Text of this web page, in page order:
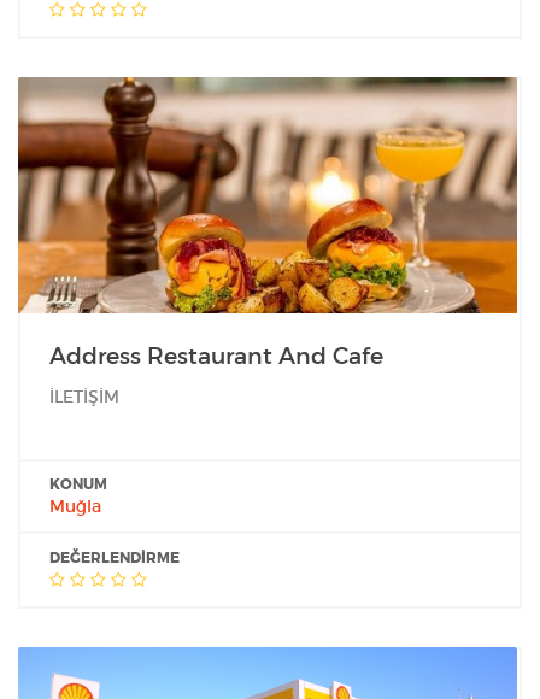
Address Restaurant And Cafe
İLETİŞİM
KONUM
Muğla
DEĞERLENDIRME